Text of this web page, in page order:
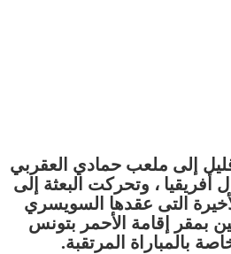
إلى ملعب حمادي العقربي
، وتحركت البعثة إلى
التى عقدها السويسري
بمقر إقامة الأحمر بتونس
بالمباراة المرتقبة.